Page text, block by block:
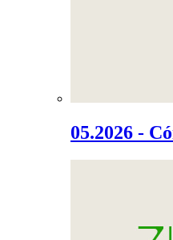
05.2026 -